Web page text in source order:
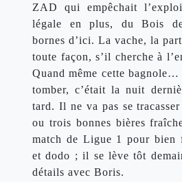
ZAD qui empêchait
légale en plus, du Bois
bornes d’ici. La vache, la
toute façon, s’il cherche à
Quand même cette
tomber, c’était la nuit
tard. Il ne va pas se
ou trois bonnes bières
match de Ligue 1 pour bien
et dodo ; il se lève tôt
détails avec Boris.